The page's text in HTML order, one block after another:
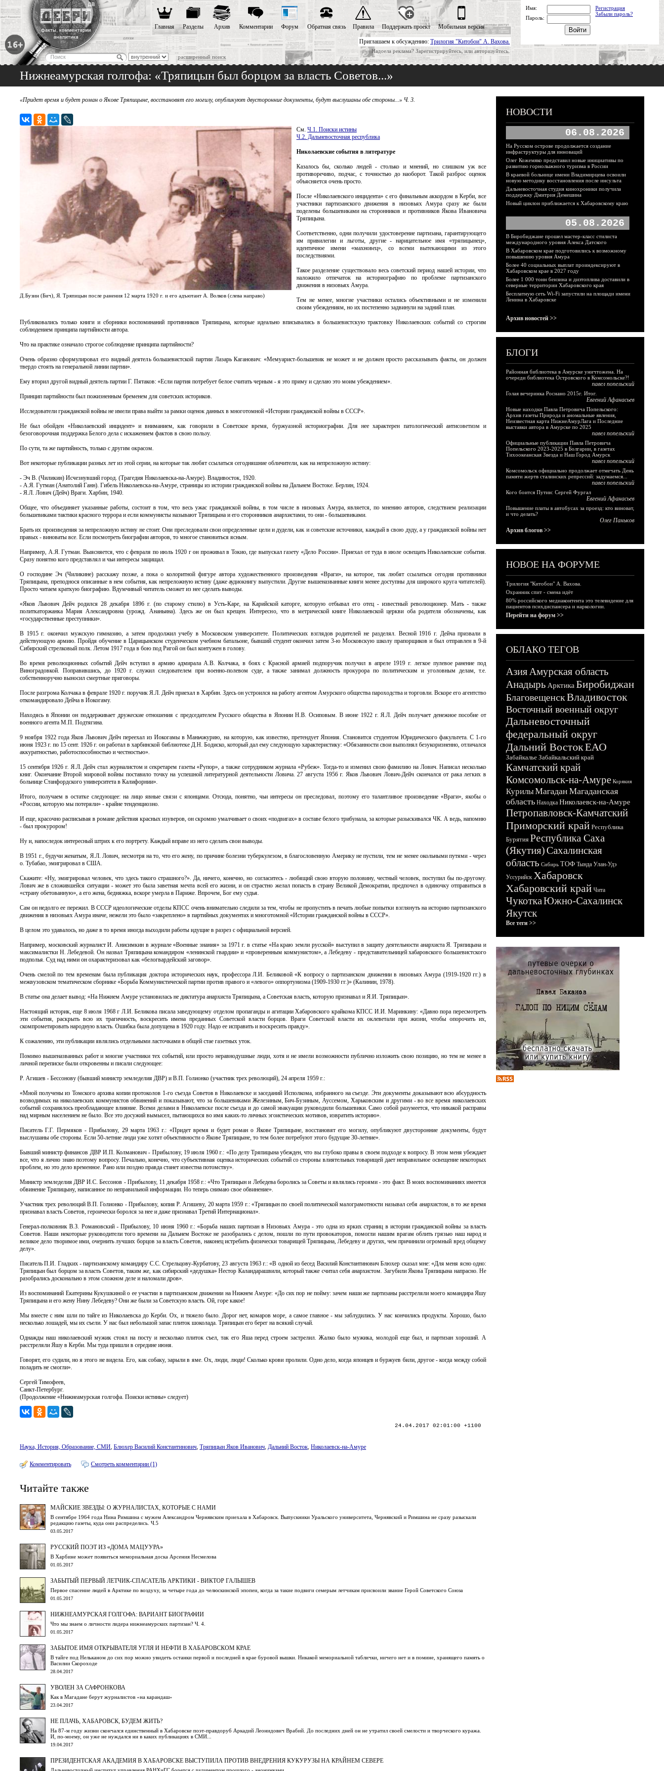
Приглашаем к обсуждению: Трилогия "Китобои" А. Вахова.
Надоела реклама? Зарегистрируйтесь, или авторизуйтесь.
расширенный поиск
Главная Разделы Архив Комментарии Форум Обратная связь Правила Поддержать проект Мобильная версия
Имя:
Регистрация
Забыли пароль?
Пароль:
Нижнеамурская голгофа: «Тряпицын был борцом за власть Советов...»
«Придет время и будет роман о Якове Тряпицыне, восстановят его могилу, опубликуют двусторонние документы, будут выслушаны обе стороны...» Ч. 3.
Д.Бузин (Бич), Я. Тряпицын после ранения 12 марта 1920 г. и его адъютант А. Волков (слева направо)
См. Ч.1. Поиски истины
Ч.2. Дальневосточная республика
Николаевские события в литературе
Казалось бы, сколько людей - столько и мнений, но слишком уж все
противоречиво, подчас, с точностью до наоборот. Такой разброс оценок
объясняется очень просто.
После «Николаевского инцидента» c его финальным аккордом в Керби, все
участники партизанского движения в низовьях Амура сразу же были
поделены большевиками на сторонников и противников Якова Ивановича
Тряпицына.
Соответственно, одни получили удостоверение партизана, гарантирующего
им привилегии и льготы, другие - нарицательное имя «тряпицынец»,
идентичное имени «махновец», со всеми вытекающими из этого
последствиями.
Такое разделение существовало весь советский период нашей истории, что
наложило отпечаток на историографию по проблеме партизанского
движения в низовьях Амура.
Тем не менее, многие участники остались объективными и не изменили
своим убеждениям, но их постепенно задвинули на задний план.
Публиковались только книги и сборники воспоминаний противников Тряпицына, которые идеально вписывались в большевистскую трактовку Николаевских событий со строгим
соблюдением принципа партийности автора.
Что на практике означало строгое соблюдение принципа партийности?
Очень образно сформулировал его видный деятель большевистской партии Лазарь Каганович: «Мемуарист-большевик не может и не должен просто рассказывать факты, он должен
твердо стоять на генеральной линии партии».
Ему вторил другой видный деятель партии Г. Пятаков: «Если партия потребует белое считать черным - я это приму и сделаю это моим убеждением».
Принцип партийности был пожизненным бременем для советских историков.
Исследователи гражданской войны не имели права выйти за рамки оценок данных в многотомной «Истории гражданской войны в СССР».
Не был обойден «Николаевский инцидент» и вниманием, как говорили в Советское время, буржуазной историографии. Для нее характерен патологический антисоветизм и
безоговорочная поддержка Белого дела с искажением фактов в свою пользу.
По сути, та же партийность, только с другим окрасом.
Вот некоторые публикации разных лет из этой серии, на которые так любят ссылаться сегодняшние обличители, как на непреложную истину:
- Эч В. (Чиликин) Исчезнувший город. (Трагедия Николаевска-на-Амуре). Владивосток, 1920.
- А.Я. Гутман (Анатолий Ганн). Гибель Николаевска-на-Амуре, страницы из истории гражданской войны на Дальнем Востоке. Берлин, 1924.
- Я.Л. Лович (Дейч) Враги. Харбин, 1940.
Общее, что объединяет указанные работы, состоит в том, что весь ужас гражданской войны, в том числе в низовьях Амура, является, по мнению авторов, следствием реализации
большевиками тактики красного террора и если коммунисты называют Тряпицына и его сторонников анархистами, то они - большевиками.
Брать их произведения за непреложную истину не стоит. Они преследовали свои определенные цели и дудели, как и советские источники, каждый в свою дуду, а у гражданской войны нет
правых - виноваты все. Если посмотреть биографии авторов, то многое становиться ясным.
Например, А.Я. Гутман. Выясняется, что с февраля по июль 1920 г он проживал в Токио, где выпускал газету «Дело России». Приехал от туда в июле освещать Николаевские события.
Сразу понятно кого представлял и чьи интересы защищал.
О господине Эч (Чиликине) расскажу позже, а пока о колоритной фигуре автора художественного произведения «Враги», на которое, так любят ссылаться сегодня противники
Тряпицына, преподнося описанные в нем события, как непреложную истину (даже аудиокнигу выпустили. Другие вышеназванные книги менее доступны для широкого круга читателей).
Просто читаем краткую биографию. Вдумчивый читатель сможет из нее сделать выводы.
«Яков Львович Дейч родился 28 декабря 1896 г. (по старому стилю) в Усть-Каре, на Карийской каторге, которую отбывал его отец - известный революционер. Мать - также
политкаторжанка Мария Александровна (урожд. Ананьина). Здесь же он был крещен. Интересно, что в метрической книге Николаевской церкви оба родителя обозначены, как
«государственные преступники».
В 1915 г. окончил мужскую гимназию, а затем продолжил учебу в Московском университете. Политических взглядов родителей не разделял. Весной 1916 г. Дейча призвали в
действующую армию. Пройдя обучение в Царицынском студенческом учебном батальоне, бывший студент окончил затем 3-ю Московскую школу прапорщиков и был отправлен в 9-й
Сибирский стрелковый полк. Летом 1917 года в бою под Ригой он был контужен в голову.
Во время революционных событий Дейч вступил в армию адмирала А.В. Колчака, в боях с Красной армией подпоручик получил в апреле 1919 г. легкое пулевое ранение под
Виноградовкой. Поправившись, до 1920 г. служил следователем при военно-полевом суде, а также занимал должность прокурора по политическим и уголовным делам, т.е.
собственноручно выносил смертные приговоры.
После разгрома Колчака в феврале 1920 г. поручик Я.Л. Дейч приехал в Харбин. Здесь он устроился на работу агентом Амурского общества пароходства и торговли. Вскоре его агентство
откомандировало Дейча в Иокогаму.
Находясь в Японии он поддерживает дружеские отношения с председателем Русского общества в Японии Н.В. Осиповым. В июне 1922 г. Я.Л. Дейч получает денежное пособие от
военного агента М.П. Подтягина.
9 ноября 1922 года Яков Львович Дейч переехал из Иокогамы в Маньчжурию, на которую, как известно, претендует Япония. Становится студентом Юридического факультета. С 1-го
июня 1923 г. по 15 сент. 1926 г. он работал в харбинской библиотеке Д.Н. Бодиско, который дал ему следующую характеристику: «Обязанности свои выполнял безукоризненно, отличался
аккуратностью, работоспособностью и честностью».
15 сентября 1926 г. Я.Л. Дейч стал журналистом и секретарем газеты «Рупор», а также сотрудником журнала «Рубеж». Тогда-то и изменил свою фамилию на Лович. Написал несколько
книг. Окончание Второй мировой войны поставило точку на успешной литературной деятельности Ловича. 27 августа 1956 г. Яков Львович Лович-Дейч скончался от рака легких в
больнице Станфордского университета в Калифорнии».
Итого, получаем в остатке следующее: на лицо явные связи с японцами. Отсюда, понятно, чьи интересы он преследовал, поэтому его талантливое произведение «Враги», якобы о
«России, которую мы потеряли» - крайне тенденциозно.
И еще, красочно расписывая в романе действия красных изуверов, он скромно умалчивает о своих «подвигах» в составе белого трибунала, за которые разыскивался ЧК. А ведь, напомню
- был прокурором!
Ну и, напоследок интересный штрих к его портрету. Каждый вправе из него сделать свои выводы.
В 1951 г., будучи женатым, Я.Л. Лович, несмотря на то, что его жену, по причине болезни туберкулезом, в благословенную Америку не пустили, тем не менее окольными путями - через
о. Тубабао, эмигрировал в США.
Скажите: «Ну, эмигрировал человек, что здесь такого страшного?». Да, ничего, конечно, но согласитесь - любящий свою вторую половину, честный человек, поступил бы по-другому.
Лович же в сложившейся ситуации - может это была заветная мечта всей его жизни, и он страстно желал попасть в страну Великой Демократии, предпочел в одиночку отправиться в
«страну обетованную», а его жена, бедняжка, вскоре умерла в Париже. Впрочем, Бог ему судья.
Сам он недолго ее пережил. В СССР идеологические отделы КПСС очень внимательно следили за тем, чтобы не пропустить в печать любые попытки взглянуть на историю партизанского
движения в низовьях Амура иначе, нежели это было «закреплено» в партийных документах и многотомной «Истории гражданской войны в СССР».
В целом это удавалось, но даже в то время иногда выходили работы идущие в разрез с официальной версией.
Например, московский журналист И. Анисимкин в журнале «Военные знания» за 1971 г. в статье «На краю земли русской» выступил в защиту деятельности анархиста Я. Тряпицына и
максималистки Н. Лебедевой. Он назвал Тряпицына командиром «ленинской гвардии» и «проверенным коммунистом», а Лебедеву - представительницей хабаровского большевистского
подполья. Суд над ними он охарактеризовал как «белогвардейский заговор».
Очень смелой по тем временам была публикация доктора исторических наук, профессора Л.И. Беликовой «К вопросу о партизанском движении в низовьях Амура (1919-1920 гг.) в
межвузовском тематическом сборнике «Борьба Коммунистической партии против правого и «левого» оппортунизма (1909-1930 гг.)» (Калинин, 1978).
В статье она делает вывод: «На Нижнем Амуре установилась не диктатура анархиста Тряпицына, а Советская власть, которую признавал и Я.И. Тряпицын».
Настоящий историк, еще 8 июля 1968 г Л.И. Беликова писала заведующему отделом пропаганды и агитации Хабаровского крайкома КПСС И.И. Маринкину: «Давно пора пересмотреть
эти события, раскрыть всю их трагичность, воскресить имена преданных Советской власти борцов. Враги Советской власти их оклеветали при жизни, чтобы опорочить их,
скомпрометировать народную власть. Ошибка была допущена в 1920 году. Надо ее исправить и воскресить правду».
К сожалению, эти публикации являлись отдельными ласточками в общей стае газетных уток.
Помимо вышеназванных работ и многие участники тех событий, или просто неравнодушные люди, хотя и не имели возможности публично изложить свою позицию, но тем не менее в
личной переписке были откровенны и писали следующее:
Р. Агишев - Бессонову (бывший министр земледелия ДВР) и В.П. Голионко (участник трех революций), 24 апреля 1959 г.:
«Мной получены из Томского архива копии протоколов 1-го съезда Советов в Николаевске и заседаний Исполкома, избранного на съезде. Эти документы доказывают всю абсурдность
возводимых на николаевских коммунистов обвинений и показывают, что за большевиками Железиным, Бич-Бузиным, Ауссемом, Харьковским и другими - во все время николаевских
событий сохранялось преобладающее влияние. Всеми делами в Николаевске после съезда и до самой эвакуации руководили большевики. Само собой разумеется, что никакой расправы
над мирным населением не было. Все это досужий вымысел, пытающихся во имя каких-то личных эгоистических мотивов, извратить историю».
Писатель Г.Г. Пермяков - Прибылову, 29 марта 1963 г.: «Придет время и будет роман о Якове Тряпицыне, восстановят его могилу, опубликуют двусторонние документы, будут
выслушаны обе стороны. Если 50-летние люди уже хотят объективности о Якове Тряпицыне, то тем более потребуют этого будущие 30-летние».
Бывший министр финансов ДВР И.П. Колманович - Прибылову, 19 июля 1960 г.: «По делу Тряпицына убежден, что вы глубоко правы в своем подходе к вопросу. В этом меня убеждает
все, что я лично знаю поэтому вопросу. Печально, конечно, что субъективная оценка исторических событий со стороны влиятельных товарищей дает неправильное освещение некоторых
проблем, но это дело временное. Рано или поздно правда станет известна потомству».
Министр земледелия ДВР И.С. Бессонов - Прибылову, 11 декабря 1958 г.: «Что Тряпицын и Лебедева боролись за Советы и являлись героями - это факт. В моих воспоминаниях имеется
обвинение Тряпицыну, написанное по неправильной информации. Но теперь снимаю свое обвинение».
Участник трех революций В.П. Голионко - Прибылову, копия Р. Агишеву, 20 марта 1959 г.: «Тряпицын по своей политической малограмотности называл себя анархистом, в то же время
признавал власть Советов, героически боролся за нее и даже признавал Третий Интернационал».
Генерал-полковник В.З. Романовский - Прибылову, 10 июня 1960 г.: «Борьба наших партизан в Низовьях Амура - это одна из ярких страниц в истории гражданской войны за власть
Советов. Наши некоторые руководители того времени на Дальнем Востоке не разобрались с делом, пошли по пути провокаторов, помогли нашим врагам облить грязью наш народ и
великое дело творимое ими, очернить лучших борцов за власть Советов, наконец истребить физически товарищей Тряпицына, Лебедеву и других, чем причинили огромный вред общему
делу».
Писатель П.И. Гладких - партизанскому командиру С.С. Стрельцову-Курбатову, 23 августа 1963 г.: «В одной из бесед Василий Константинович Блюхер сказал мне: «Для меня ясно одно:
Тряпицын был борцом за власть Советов, таким же, как сибирский «дедушка» Нестор Каландарашвили, который также считал себя анархистом. Загубили Якова Тряпицына напрасно. Не
разобрались досконально в этом сложном деле и наломали дров».
Из воспоминаний Екатерины Кукушкиной o ее участии в партизанском движении на Нижнем Амуре: «До сих пор не пойму: зачем наши же партизаны расстреляли моего командира Яшу
Тряпицына и его жену Нину Лебедеву? Они же были за Советскую власть. Ой, горе какое!
Мы вместе с ним шли по тайге из Николаевска до Керби. Ох, и тяжело было. Дорог нет, комаров море, а самое главное - мы заблудились. У нас кончились продукты. Хорошо, было
несколько лошадей, мы их съели. У нас был небольшой запас плиток шоколада. Тряпицын его берег на всякий случай.
Однажды наш николаевский мужик стоял на посту и несколько плиток съел, так его Яша перед строем застрелил. Жалко было мужика, молодой еще был, и партизан хороший. А
расстреляли Яшу в Керби. Мы туда пришли в середине июня.
Говорят, его судили, но я этого не видела. Его, как собаку, зарыли в яме. Ох, люди, люди! Сколько крови пролили. Одно дело, когда японцев и буржуев били, другое - когда между собой
поладить не смогли».
Сергей Тимофеев,
Санкт-Петербург.
(Продолжение «Нижнеамурская голгофа. Поиски истины» следует)
24.04.2017 02:01:00 +1100
Наука, История, Образование, СМИ, Блюхер Василий Константинович, Тряпицын Яков Иванович, Дальний Восток, Николаевск-на-Амуре
Комментировать Смотреть комментарии (1)
Читайте также
МАЙСКИЕ ЗВЕЗДЫ: О ЖУРНАЛИСТАХ, КОТОРЫЕ С НАМИ
В сентябре 1964 года Нина Римшина с мужем Александром Чернявским приехала в Хабаровск. Выпускники Уральского университета, Чернявский и Римшина не сразу разыскали
редакцию газеты, куда они распределись. Ч.5
03.05.2017
РУССКИЙ ПОЭТ ИЗ «ДОМА МАЦУУРА»
В Харбине может появиться мемориальная доска Арсения Несмелова
01.05.2017
ЗАБЫТЫЙ ПЕРВЫЙ ЛЕТЧИК-СПАСАТЕЛЬ АРКТИКИ - ВИКТОР ГАЛЫШЕВ
Первое спасение людей в Арктике по воздуху, за четыре года до челюскинской эпопеи, когда за такие подвиги семерым летчикам присвоили звание Герой Советского Союза
01.05.2017
НИЖНЕАМУРСКАЯ ГОЛГОФА: ВАРИАНТ БИОГРАФИИ
Что мы знаем о личности лидера нижнеамурских партизан? Ч. 4.
01.05.2017
ЗАБЫТОЕ ИМЯ ОТКРЫВАТЕЛЯ УГЛЯ И НЕФТИ В ХАБАРОВСКОМ КРАЕ
В тайге под Нельканом до сих пор можно увидеть останки первой и последней в крае буровой вышки. Никакой мемориальной таблички, ничего нет и в помине, хранящего память о
Василии Скороходе
28.04.2017
УВОЛЕН ЗА САФРОНКОВА
Как в Магадане берут журналистов «на карандаш»
23.04.2017
НЕ ПЛАЧЬ, ХАБАРОВСК, БУДЕМ ЖИТЬ?
На 87-м году жизни скончался единственный в Хабаровске поэт-правдоруб Аркадий Леонидович Врабий. До последних дней он не утратил своей смелости и творческого куража.
И, по-моему, он уже не нуждался ни в каких публикациях в СМИ...
19.04.2017
ПРЕЗИДЕНТСКАЯ АКАДЕМИЯ В ХАБАРОВСКЕ ВЫСТУПИЛА ПРОТИВ ВНЕДРЕНИЯ КУКУРУЗЫ НА КРАЙНЕМ СЕВЕРЕ
Дальневосточный институт управления РАНХиГС борется с рудиментом прошлого - анонимками
НОВОСТИ
06.08.2026
На Русском острове продолжается создание
инфраструктуры для инноваций
Олег Кожемяко представил новые инициативы по
развитию горнолыжного туризма в России
В краевой больнице имени Владимирцева освоили
новую методику восстановления после инсульта
Дальневосточная студия кинохроники получила
поддержку Дмитрия Демешина
Новый циклон приближается к Хабаровскому краю
05.08.2026
В Биробиджане прошел мастер-класс стилиста
международного уровня Алекса Датского
В Хабаровском крае подготовились к возможному
повышению уровня Амура
Более 40 социальных выплат проиндексируют в
Хабаровском крае в 2027 году
Более 1 000 тонн бензина и дизтоплива доставили в
северные территории Хабаровского края
Бесплатную сеть Wi-Fi запустили на площади имени
Ленина в Хабаровске
Архив новостей >>
БЛОГИ
Районная библиотека в Амурске уничтожена. На
очереди библиотека Островского в Комсомольске?!
павел попельский
Голая вечеринка Роснано 2015г. Итог.
Евгений Афанасьев
Новые находки Павла Петровича Попельского:
Архив газеты Природа и аномальные явления,
Неизвестная карта НижнеАмурЛага и Последние
выставки автора в Амурске по 2025
павел попельский
Официальные публикации Павла Петровича
Попельского 2023-2025 в Болгарии, в газетах
Тихоокеанская Звезда и Наш Город Амурск
павел попельский
Комсомольск официально продолжает отмечать День
памяти жертв сталинских репрессий: задумаемся...
павел попельский
Кого боится Путин: Сергей Фургал
Евгений Афанасьев
Повышение платы в автобусах за проезд: кто виноват,
и что делать?
Олег Паньков
Архив блогов >>
НОВОЕ НА ФОРУМЕ
Трилогия "Китобои" А. Вахова.
Охранник спит - смена идёт
80% российского медиаконтента это телевидение для
пациентов психдиспансера и наркологии.
Перейти на форум >>
ОБЛАКО ТЕГОВ
АзияАмурская область
Анадырь Арктика Биробиджан
БлаговещенскВладивосток
Восточный военный округ
Дальневосточный
федеральный округ
Дальний ВостокЕАО
Забайкалье Забайкальский край
Камчатский край
Комсомольск-на-Амуре Корякия
КурилыМагадан Магаданская
область Находка Николаевск-на-Амуре
Петропавловск-Камчатский
Приморский край Республика
Бурятия Республика Саха
(Якутия)Сахалинская
область Сибирь ТОФ Тында Улан-Удэ
Уссурийск Хабаровск
Хабаровский край Чита
ЧукоткаЮжно-Сахалинск
Якутск
Все теги >>